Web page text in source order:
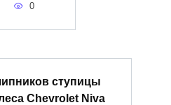
0
ступицы
Chevrolet Niva